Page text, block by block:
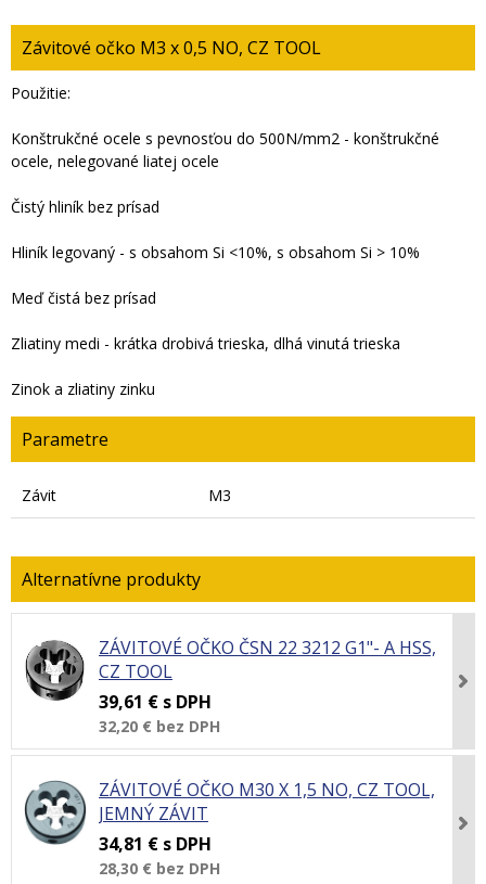
Závitové očko M3 x 0,5 NO, CZ TOOL
Použitie:
Konštrukčné ocele s pevnosťou do 500N/mm2 - konštrukčné
ocele, nelegované liatej ocele
Čistý hliník bez prísad
Hliník legovaný - s obsahom Si <10%, s obsahom Si > 10%
Meď čistá bez prísad
Zliatiny medi - krátka drobivá trieska, dlhá vinutá trieska
Zinok a zliatiny zinku
Parametre
Závit M3
ZÁVITOVÉ OČKO ČSN 22 3212 G1"- A HSS,
CZ TOOL
39,61 € s DPH
32,20 € bez DPH
ZÁVITOVÉ OČKO M30 X 1,5 NO, CZ TOOL,
JEMNÝ ZÁVIT
34,81 € s DPH
28,30 € bez DPH